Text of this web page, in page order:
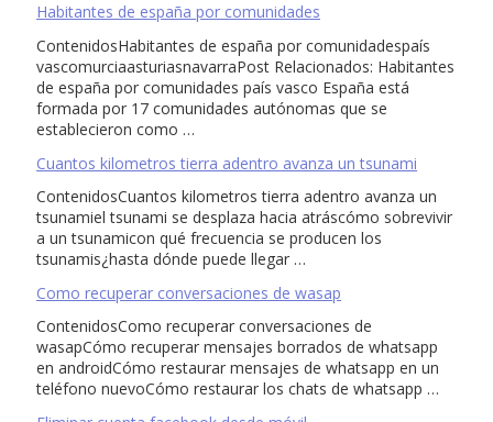
Habitantes de españa por comunidades
ContenidosHabitantes de españa por comunidadespaís
vascomurciaasturiasnavarraPost Relacionados: Habitantes
de españa por comunidades país vasco España está
formada por 17 comunidades autónomas que se
establecieron como …
Cuantos kilometros tierra adentro avanza un tsunami
ContenidosCuantos kilometros tierra adentro avanza un
tsunamiel tsunami se desplaza hacia atráscómo sobrevivir
a un tsunamicon qué frecuencia se producen los
tsunamis¿hasta dónde puede llegar …
Como recuperar conversaciones de wasap
ContenidosComo recuperar conversaciones de
wasapCómo recuperar mensajes borrados de whatsapp
en androidCómo restaurar mensajes de whatsapp en un
teléfono nuevoCómo restaurar los chats de whatsapp …